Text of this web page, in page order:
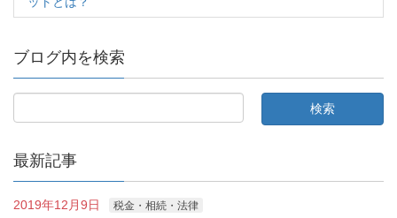
ブログ内を検索
最新記事
2019年12月9日 税金・相続・法律